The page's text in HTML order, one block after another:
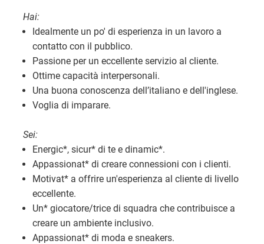
Hai:
Idealmente un po' di esperienza in un lavoro a
contatto con il pubblico.
Passione per un eccellente servizio al cliente.
Ottime capacità interpersonali.
Una buona conoscenza dell’italiano e dell'inglese.
Voglia di imparare.
Sei:
Energic*, sicur* di te e dinamic*.
Appassionat* di creare connessioni con i clienti.
Motivat* a offrire un'esperienza al cliente di livello
eccellente.
Un* giocatore/trice di squadra che contribuisce a
creare un ambiente inclusivo.
Appassionat* di moda e sneakers.